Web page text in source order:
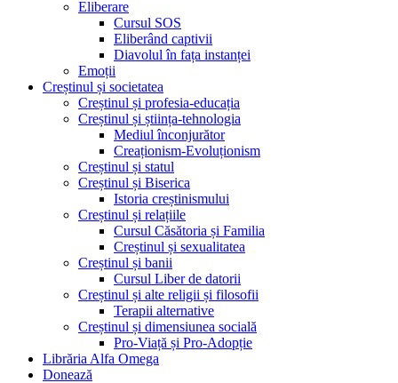
Eliberare
Cursul SOS
Eliberând captivii
Diavolul în fața instanței
Emoții
Creștinul și societatea
Creștinul și profesia-educația
Creștinul și știința-tehnologia
Mediul înconjurător
Creaționism-Evoluționism
Creștinul și statul
Creștinul și Biserica
Istoria creștinismului
Creștinul și relațiile
Cursul Căsătoria și Familia
Creștinul și sexualitatea
Creștinul și banii
Cursul Liber de datorii
Creștinul și alte religii și filosofii
Terapii alternative
Creștinul și dimensiunea socială
Pro-Viață și Pro-Adopție
Librăria Alfa Omega
Donează